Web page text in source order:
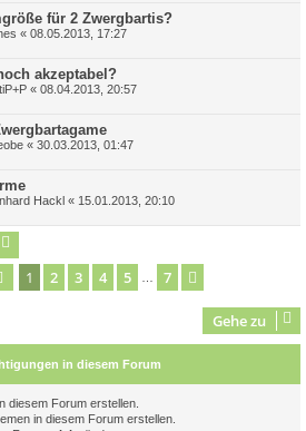
für 2 Zwergbartis?
« 08.05.2013, 17:27
akzeptabel?
« 08.04.2013, 20:57
« 30.03.2013, 01:47
Hackl « 15.01.2013, 20:10
Seite 1von
1 2 3 4 5 7
Gehe zu
in diesem Forum
diesem Forum erstellen.
in diesem Forum erstellen.